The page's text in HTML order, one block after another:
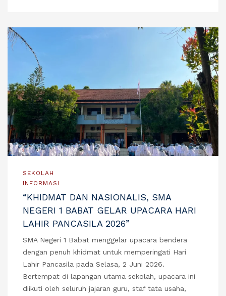
SEKOLAH
INFORMASI
“KHIDMAT DAN NASIONALIS, SMA
NEGERI 1 BABAT GELAR UPACARA HARI
LAHIR PANCASILA 2026”
SMA Negeri 1 Babat menggelar upacara bendera
dengan penuh khidmat untuk memperingati Hari
Lahir Pancasila pada Selasa, 2 Juni 2026.
Bertempat di lapangan utama sekolah, upacara ini
diikuti oleh seluruh jajaran guru, staf tata usaha,